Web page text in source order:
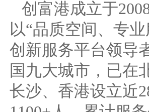
创富港成立于
以“品质空间、专
创新服务平台领导
国九大城市，已在
长沙、香港设立近